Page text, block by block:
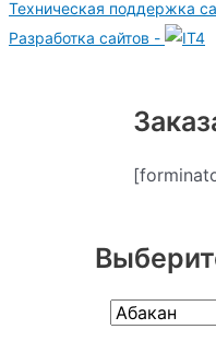
Техническая поддержка
Разработка сайтов -